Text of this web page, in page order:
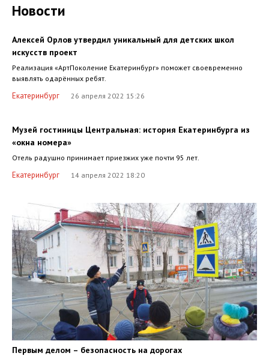
Новости
Алексей Орлов утвердил уникальный для детских школ
искусств проект
Реализация «АртПоколение Екатеринбург» поможет своевременно
выявлять одарённых ребят.
Екатеринбург 26 апреля 2022 15:26
Музей гостиницы Центральная: история Екатеринбурга из
«окна номера»
Отель радушно принимает приезжих уже почти 95 лет.
Екатеринбург 14 апреля 2022 18:20
Первым делом – безопасность на дорогах